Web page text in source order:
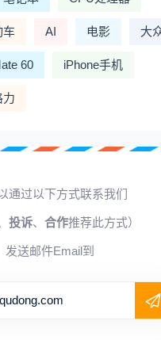
车 AI 电影 大
60 iPhone手机
力
通过以下方式联系我们
投诉、 合作推荐此方式）
发送邮件Email到